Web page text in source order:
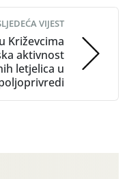
VIJEST
Križevcima
aktivnost
letjelica u